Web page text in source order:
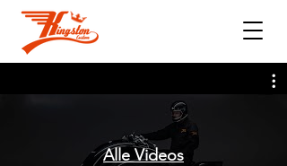
Alle Videos